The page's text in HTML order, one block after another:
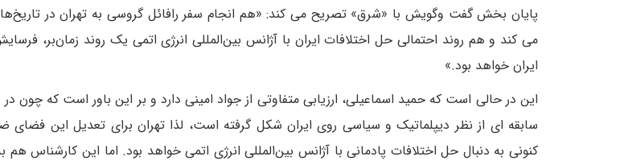
پایان بخش گفت وگویش با «شرق» تصریح می کند: «هم انجام سفر رافائل گروسی به تهران در
می کند و هم روند احتمالی حل اختلافات ایران با آژانس بین‌المللی انرژی اتمی یک روند زمان‌بر،
ایران خواهد بود.»
سابقه ای از نظر دیپلماتیک و سیاسی روی ایران شکل گرفته است، لذا تهران برای تعدیل این فضای
کنونی به دنبال حل اختلافات پادمانی با آژانس بین‌المللی انرژی اتمی خواهد بود. اما این کارشناس هم